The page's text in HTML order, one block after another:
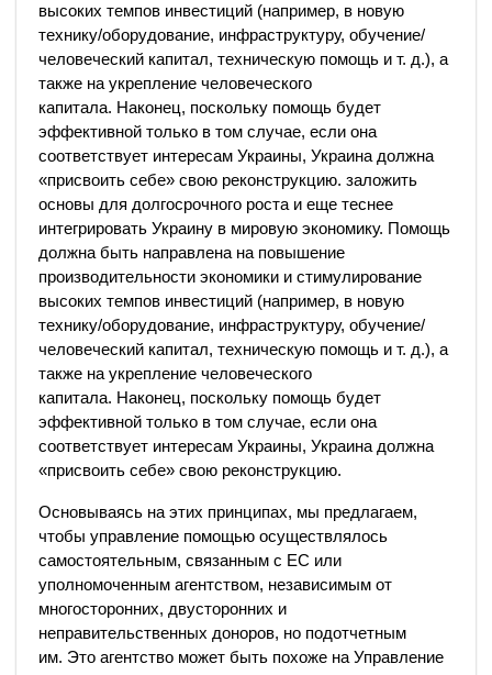
высоких темпов инвестиций (например, в новую
технику/оборудование, инфраструктуру, обучение/
человеческий капитал, техническую помощь и т. д.), а
также на укрепление человеческого
капитала. Наконец, поскольку помощь будет
эффективной только в том случае, если она
соответствует интересам Украины, Украина должна
«присвоить себе» свою реконструкцию. заложить
основы для долгосрочного роста и еще теснее
интегрировать Украину в мировую экономику. Помощь
должна быть направлена ​​на повышение
производительности экономики и стимулирование
высоких темпов инвестиций (например, в новую
технику/оборудование, инфраструктуру, обучение/
человеческий капитал, техническую помощь и т. д.), а
также на укрепление человеческого
капитала. Наконец, поскольку помощь будет
эффективной только в том случае, если она
соответствует интересам Украины, Украина должна
«присвоить себе» свою реконструкцию.
Основываясь на этих принципах, мы предлагаем,
чтобы управление помощью осуществлялось
самостоятельным, связанным с ЕС или
уполномоченным агентством, независимым от
многосторонних, двусторонних и
неправительственных доноров, но подотчетным
им. Это агентство может быть похоже на Управление